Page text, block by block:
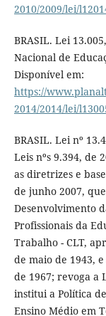
2010/2009/lei/
BRASIL. Lei
Nacional de
Disponível em:
https://
2014/2014/lei/
BRASIL. Lei nº
Leis nºs 9.394, de
as diretrizes e
de junho 2007,
Desenvolvimento
Profissionais da
Trabalho - CLT,
de maio de 1943,
de 1967; revoga a
institui a Política
Ensino Médio em